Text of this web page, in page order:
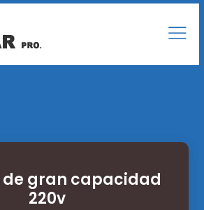
de gran capacidad
220v